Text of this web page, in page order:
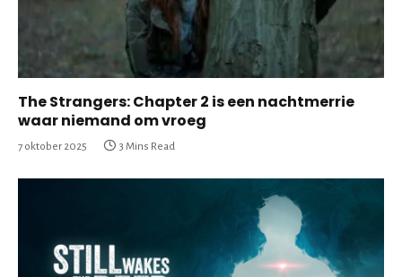
The Strangers: Chapter 2 is een nachtmerrie
waar niemand om vroeg
7 oktober 2025 3 Mins Read